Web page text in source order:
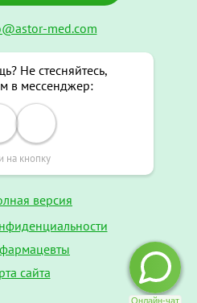
med.com
Не стесняйтесь,
в мессенджер:
на кнопку
версия
сайта